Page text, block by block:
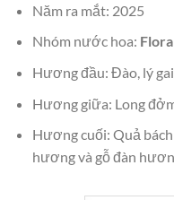
Năm ra mắt: 2025
Nhóm nước hoa:
Hương đầu: Đào, lý
Hương giữa: Long
Hương cuối: Quả
hương và gỗ đàn